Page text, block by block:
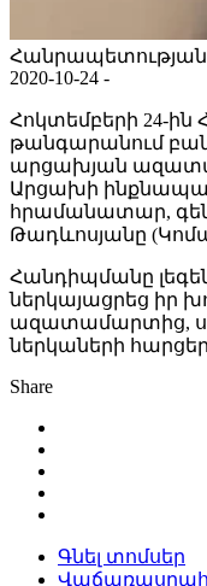
2020-10-24 -
Հոկտեմբերի 24-
թանգարանում
արցախյան
Արցախի
հրամանատար,
Թադևոսյանը
Հանդիպմանը
ներկայացրեց իր
ազատամարտից,
ներկաների
Share
Գնել տոմսեր
Վաճառասրահ